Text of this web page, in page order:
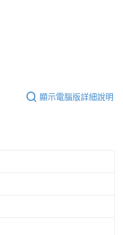
顯示電腦版詳細說明